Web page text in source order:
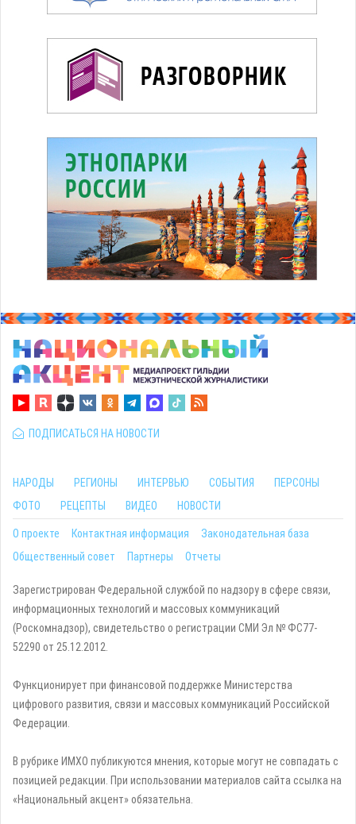
ПОДПИСАТЬСЯ НА НОВОСТИ
НАРОДЫ РЕГИОНЫ ИНТЕРВЬЮ СОБЫТИЯ
ПЕРСОНЫ
ФОТО
РЕЦЕПТЫ ВИДЕО НОВОСТИ
О проекте Контактная информация
Законодательная база
Общественный совет
Партнеры Отчеты
Зарегистрирован Федеральной службой по надзору в сфере связи,
информационных технологий и массовых коммуникаций
(Роскомнадзор), свидетельство о регистрации СМИ Эл № ФС77-
52290 от 25.12.2012.
Функционирует при финансовой поддержке Министерства
цифрового развития, связи и массовых коммуникаций Российской
Федерации.
В рубрике ИМХО публикуются мнения, которые могут не совпадать с
позицией редакции. При использовании материалов сайта ссылка на
«Национальный акцент» обязательна.